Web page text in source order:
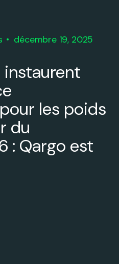
décembre 19, 2025
instaurent
les poids
du
: Qargo est